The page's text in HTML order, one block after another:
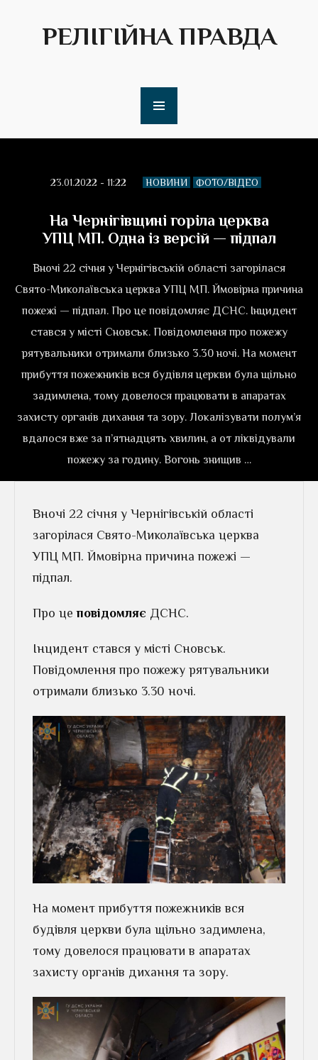
РЕЛІГІЙНА ПРАВДА
23.01.2022 - 11:22 НОВИНИ ФОТО/ВІДЕО
На Чернігівщині горіла церква
УПЦ МП. Одна із версій — підпал
Вночі 22 січня у Чернігівській області загорілася
Свято-Миколаївська церква УПЦ МП. Ймовірна причина
пожежі — підпал. Про це повідомляє ДСНС. Інцидент
стався у місті Сновськ. Повідомлення про пожежу
рятувальники отримали близько 3.30 ночі. На момент
прибуття пожежників вся будівля церкви була щільно
задимлена, тому довелося працювати в апаратах
захисту органів дихання та зору. Локалізувати полум’я
вдалося вже за п’ятнадцять хвилин, а от ліквідували
пожежу за годину. Вогонь знищив …
Вночі 22 січня у Чернігівській області
загорілася Свято-Миколаївська церква
УПЦ МП. Ймовірна причина пожежі —
підпал.
Про цеповідомляє ДСНС.
Інцидент стався у місті Сновськ.
Повідомлення про пожежу рятувальники
отримали близько 3.30 ночі.
На момент прибуття пожежників вся
будівля церкви була щільно задимлена,
тому довелося працювати в апаратах
захисту органів дихання та зору.